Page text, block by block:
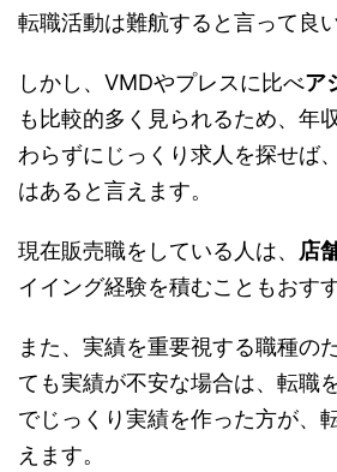
転職活動は難航すると言って良
しかし、VMDやプレスに比べア
も比較的多く見られるため、年
わらずにじっくり求人を探せば
はあると言えます。
現在販売職をしている人は、 店
イイング経験を積むこともおす
また、実績を重要視する職種の
ても実績が不安な場合は、転職
でじっくり実績を作った方が、
えます。